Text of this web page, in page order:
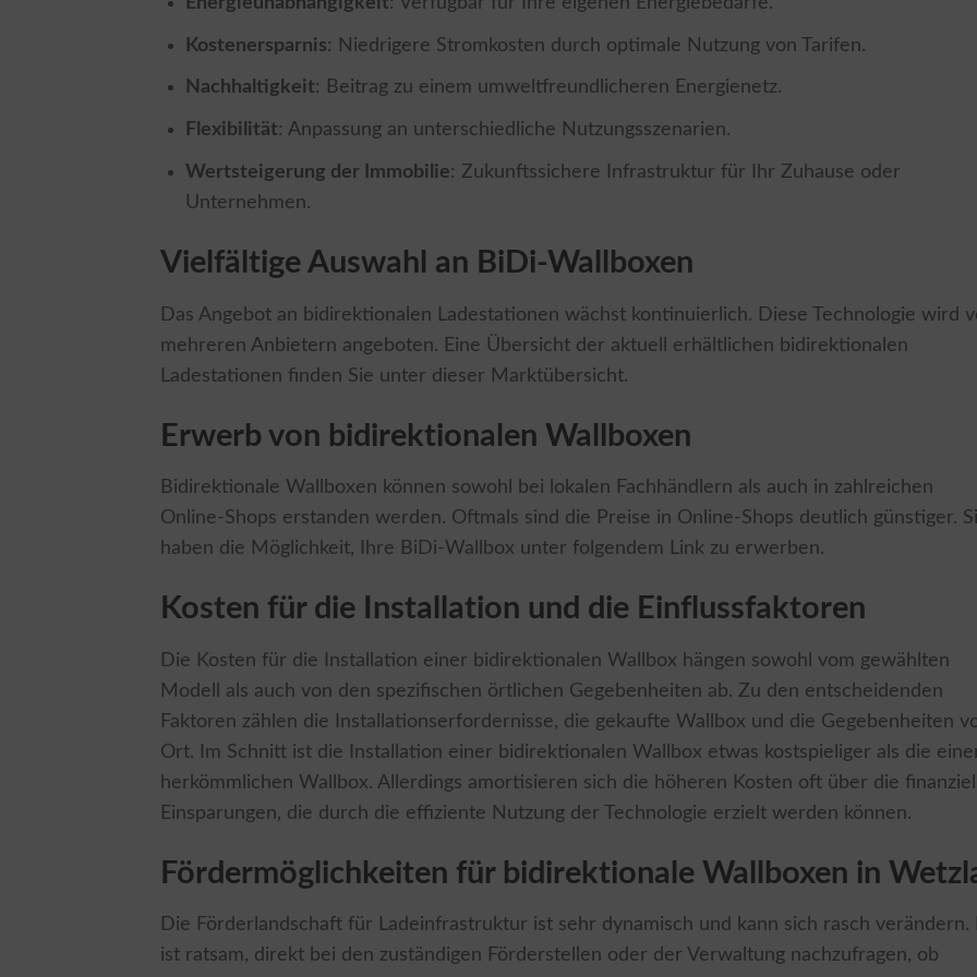
Kostenersparnis: Niedrigere Stromkosten durch optimale Nutzung von Tarifen.
Nachhaltigkeit: Beitrag zu einem umweltfreundlicheren Energienetz.
Flexibilität: Anpassung an unterschiedliche Nutzungsszenarien.
Wertsteigerung der Immobilie: Zukunftssichere Infrastruktur für Ihr Zuhause oder
Unternehmen.
Vielfältige Auswahl an BiDi-Wallboxen
Das Angebot an bidirektionalen Ladestationen wächst kontinuierlich. Diese Technologie wird
mehreren Anbietern angeboten. Eine Übersicht der aktuell erhältlichen bidirektionalen
Ladestationen finden Sie unter dieser Marktübersicht.
Erwerb von bidirektionalen Wallboxen
Bidirektionale Wallboxen können sowohl bei lokalen Fachhändlern als auch in zahlreichen
Online-Shops erstanden werden. Oftmals sind die Preise in Online-Shops deutlich günstiger.
haben die Möglichkeit, Ihre BiDi-Wallbox unter folgendem Link zu erwerben.
Kosten für die Installation und die Einflussfaktoren
Die Kosten für die Installation einer bidirektionalen Wallbox hängen sowohl vom gewählten
Modell als auch von den spezifischen örtlichen Gegebenheiten ab. Zu den entscheidenden
Faktoren zählen die Installationserfordernisse, die gekaufte Wallbox und die Gegebenheiten
Ort. Im Schnitt ist die Installation einer bidirektionalen Wallbox etwas kostspieliger als die
herkömmlichen Wallbox. Allerdings amortisieren sich die höheren Kosten oft über die
Einsparungen, die durch die effiziente Nutzung der Technologie erzielt werden können.
Fördermöglichkeiten für bidirektionale Wallboxen in
Die Förderlandschaft für Ladeinfrastruktur ist sehr dynamisch und kann sich rasch verändern.
ist ratsam, direkt bei den zuständigen Förderstellen oder der Verwaltung nachzufragen, ob